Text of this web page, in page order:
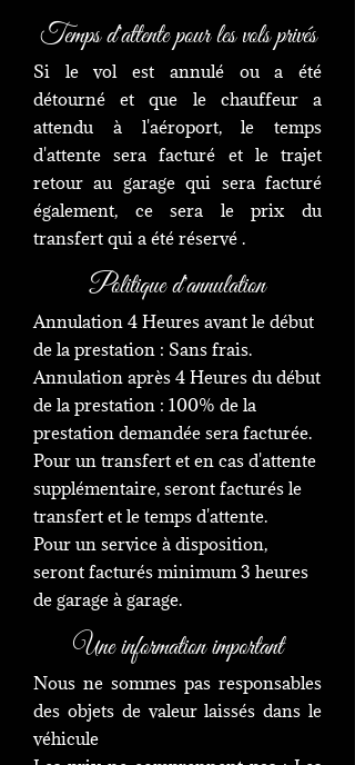
Temps d'attente pour les vols privés
Si le vol est annulé ou a été
détourné et que le chauffeur a
attendu à l'aéroport, le temps
d'attente sera facturé et le trajet
retour au garage qui sera facturé
également, ce sera le prix du
transfert qui a été réservé .
Politique d'annulation
Annulation 4 Heures avant le début
de la prestation : Sans frais.
Annulation après 4 Heures du début
de la prestation : 100% de la
prestation demandée sera facturée.
Pour un transfert et en cas d'attente
supplémentaire, seront facturés le
transfert et le temps d'attente.
Pour un service à disposition,
seront facturés minimum 3 heures
de garage à garage.
Une information important
Nous ne sommes pas responsables
des objets de valeur laissés dans le
véhicule